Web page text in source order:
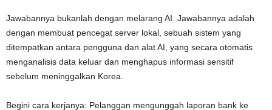
Jawabannya bukanlah dengan melarang AI. Jawabannya adalah
dengan membuat pencegat server lokal, sebuah sistem yang
ditempatkan antara pengguna dan alat AI, yang secara otomatis
menganalisis data keluar dan menghapus informasi sensitif
sebelum meninggalkan Korea.
Begini cara kerjanya: Pelanggan mengunggah laporan bank ke